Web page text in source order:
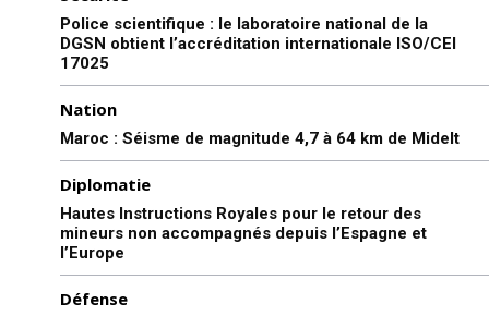
Police scientifique : le laboratoire national de la
DGSN obtient l’accréditation internationale ISO/CEI
17025
Nation
Maroc : Séisme de magnitude 4,7 à 64 km de Midelt
Diplomatie
Hautes Instructions Royales pour le retour des
mineurs non accompagnés depuis l’Espagne et
l’Europe
Défense